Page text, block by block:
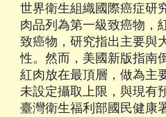
世界衛生組織國際癌症研
肉品列為第一級致癌物，
致癌物，研究指出主要與
性。然而，美國新版指南
紅肉放在最頂層，做為主
未設定攝取上限，與現有
臺灣衛生福利部國民健康